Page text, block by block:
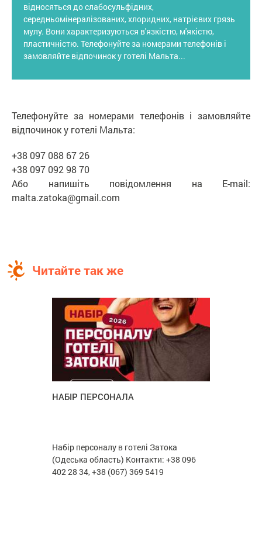
відносяться до слабосульфідних,
середньомінералізованих, хлоридних, натрієвих грязь
мулу. Вони характеризуються в'язкістю, м'якістю,
пластичністю. Телефонуйте за номерами телефонів і
замовляйте відпочинок у готелі Мальта...
Телефонуйте за номерами телефонів і замовляйте
відпочинок у готелі Мальта:
+38 097 088 67 26
+38 097 092 98 70
Або напишіть повідомлення на E-mail:
malta.zatoka@gmail.com
Читайте так же
НАБІР ПЕРСОНАЛА
Набір персоналу в готелі Затока
(Одеська область) Контакти: +38 096
402 28 34, +38 (067) 369 5419